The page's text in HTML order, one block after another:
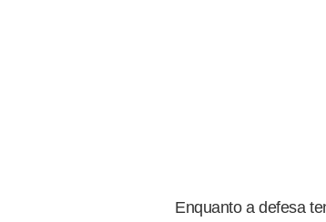
Enquanto a defesa